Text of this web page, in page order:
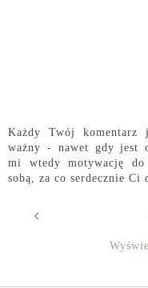
Każdy Twój komentarz
ważny - nawet gdy jest
mi wtedy motywację
sobą, za co serdecznie Ci
‹